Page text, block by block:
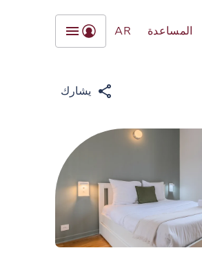
المساعدة AR
يشارك